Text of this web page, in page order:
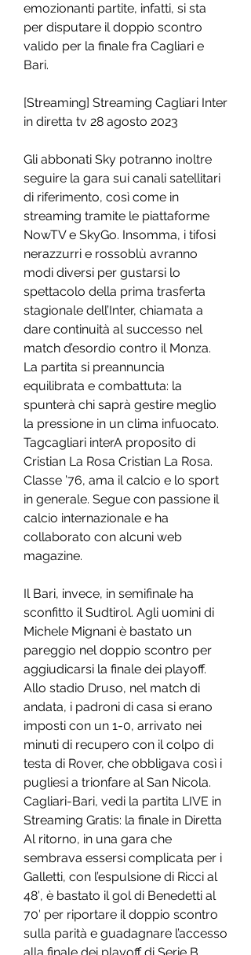
emozionanti partite, infatti, si sta
per disputare il doppio scontro
valido per la finale fra Cagliari e
Bari.
[Streaming] Streaming Cagliari Inter
in diretta tv 28 agosto 2023
Gli abbonati Sky potranno inoltre
seguire la gara sui canali satellitari
di riferimento, così come in
streaming tramite le piattaforme
NowTV e SkyGo. Insomma, i tifosi
nerazzurri e rossoblù avranno
modi diversi per gustarsi lo
spettacolo della prima trasferta
stagionale dell’Inter, chiamata a
dare continuità al successo nel
match d’esordio contro il Monza.
La partita si preannuncia
equilibrata e combattuta: la
spunterà chi saprà gestire meglio
la pressione in un clima infuocato.
Tagcagliari interA proposito di
Cristian La Rosa Cristian La Rosa.
Classe ’76, ama il calcio e lo sport
in generale. Segue con passione il
calcio internazionale e ha
collaborato con alcuni web
magazine.
Il Bari, invece, in semifinale ha
sconfitto il Sudtirol. Agli uomini di
Michele Mignani è bastato un
pareggio nel doppio scontro per
aggiudicarsi la finale dei playoff.
Allo stadio Druso, nel match di
andata, i padroni di casa si erano
imposti con un 1-0, arrivato nei
minuti di recupero con il colpo di
testa di Rover, che obbligava così i
pugliesi a trionfare al San Nicola.
Cagliari-Bari, vedi la partita LIVE in
Streaming Gratis: la finale in Diretta
Al ritorno, in una gara che
sembrava essersi complicata per i
Galletti, con l’espulsione di Ricci al
48′, è bastato il gol di Benedetti al
70′ per riportare il doppio scontro
sulla parità e guadagnare l’accesso